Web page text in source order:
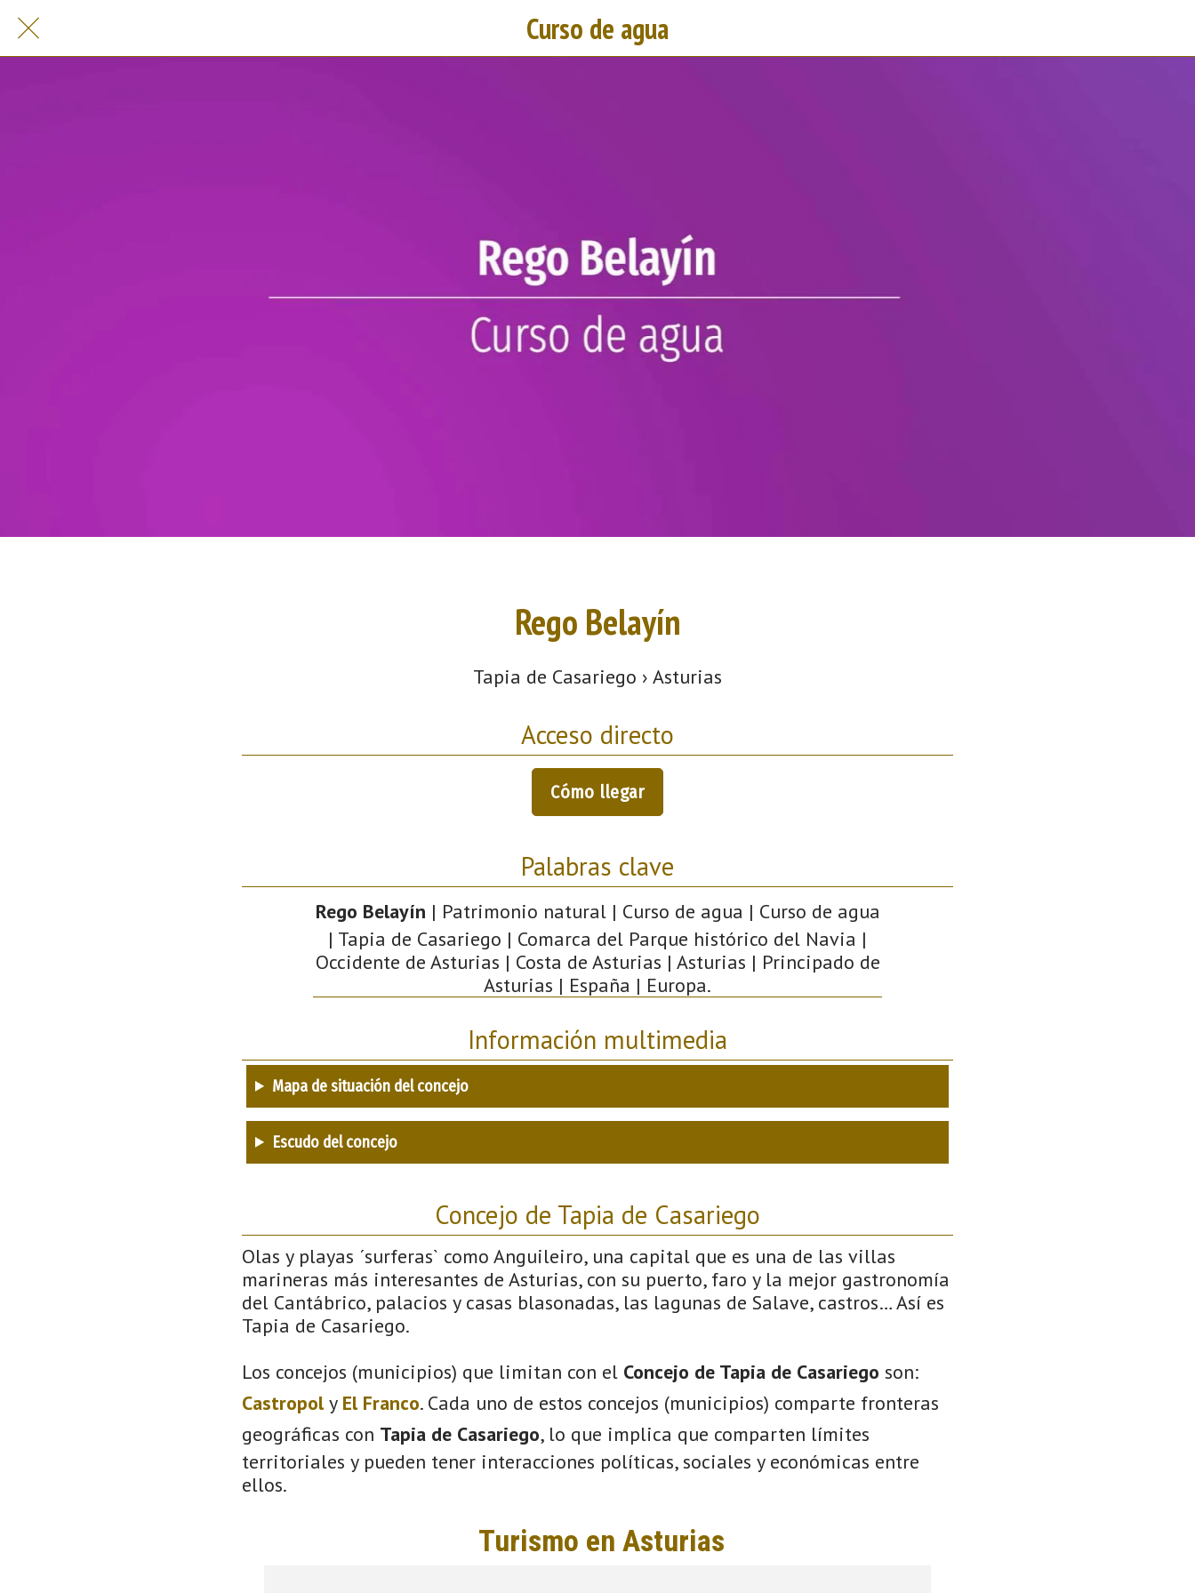
Curso de agua
Rego Belayín
Tapia de Casariego › Asturias
Acceso directo
Cómo llegar
Palabras clave
Rego Belayín | Patrimonio natural | Curso de agua | Curso de agua
| Tapia de Casariego | Comarca del Parque histórico del Navia |
Occidente de Asturias | Costa de Asturias | Asturias | Principado de
Asturias | España | Europa.
Información multimedia
Mapa de situación del concejo
Escudo del concejo
Concejo de Tapia de Casariego
Olas y playas ´surferas` como Anguileiro, una capital que es una de las villas
marineras más interesantes de Asturias, con su puerto, faro y la mejor gastronomía
del Cantábrico, palacios y casas blasonadas, las lagunas de Salave, castros… Así es
Tapia de Casariego.
Los concejos (municipios) que limitan con el Concejo de Tapia de Casariego son:
Castropoly El Franco. Cada uno de estos concejos (municipios) comparte fronteras
geográficas con Tapia de Casariego, lo que implica que comparten límites
territoriales y pueden tener interacciones políticas, sociales y económicas entre
ellos.